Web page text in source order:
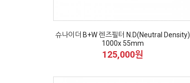
슈나이더 B+W 렌즈필터 N.D(Neutral Density)
1000x 55mm
125,000원